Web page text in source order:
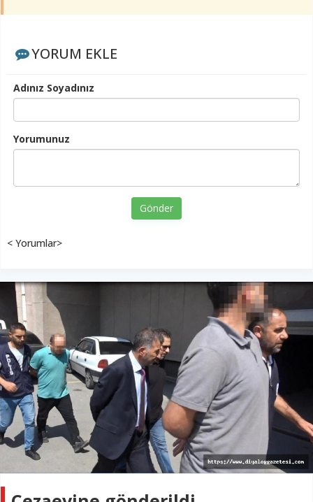
YORUM EKLE
Adınız Soyadınız
Yorumunuz
Gönder
< Yorumlar>